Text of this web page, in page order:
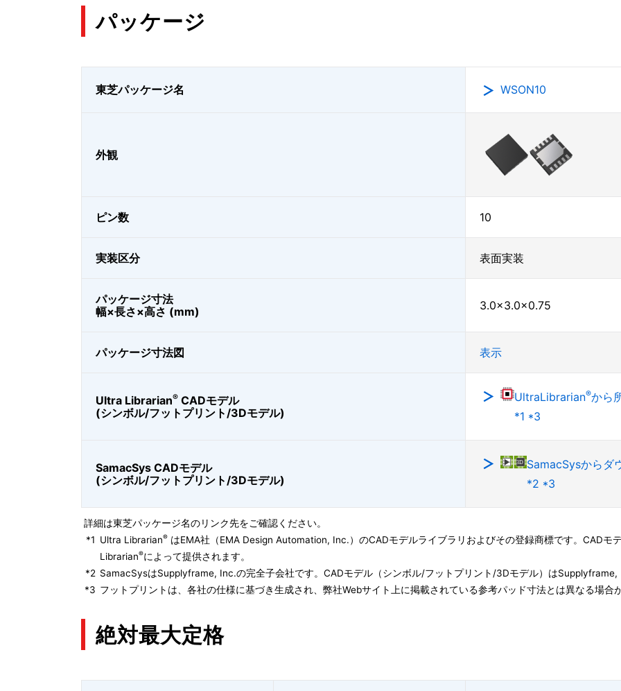
パッケージ
東芝パッケージ名 WSON10
外観
ピン数 10
実装区分 表面実装
パッケージ寸法
幅×長さ×高さ (mm)
3.0×3.0×0.75
パッケージ寸法図 表示
Ultra Librarian® CADモデル
(シンボル/フットプリント/3Dモデル)
UltraLibrarian®から
*1 *3
SamacSys CADモデル
(シンボル/フットプリント/3Dモデル)
SamacSysからダ
*2 *3
詳細は東芝パッケージ名のリンク先をご確認ください。
*1 Ultra Librarian® はEMA社（EMA Design Automation, Inc.）のCADモデルライブラリおよびその登録商標です。CAD
Librarian®によって提供されます。
*2 SamacSysはSupplyframe, Inc.の完全子会社です。CADモデル（シンボル/フットプリント/3Dモデル）は
*3 フットプリントは、各社の仕様に基づき生成され、弊社Webサイト上に掲載されている参考パッド寸法とは異なる場合
絶対最大定格